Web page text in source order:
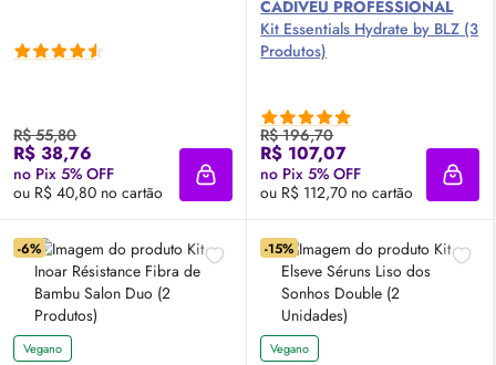
R$ 55,80
R$ 38,76
no Pix 5% OFF
ou R$ 40,80 no cartão
Adicionar à sacola
CADIVEU PROFESSIONAL
Kit Essentials Hydrate by BLZ (3
Produtos)
R$ 196,70
R$ 107,07
no Pix 5% OFF
ou R$ 112,70 no cartão
-6%
Vegano
-15%
Vegano